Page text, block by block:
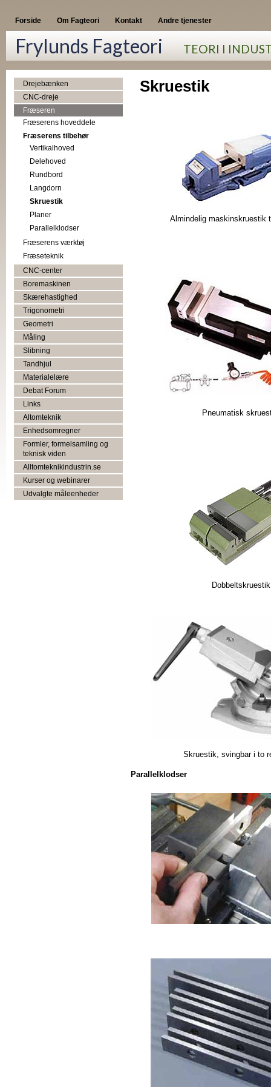
Forside Om Fagteori Kontakt Andre tjenester
Frylunds Fagteori TEORI I
Drejebænken
CNC-dreje
Fræseren
Fræserens hoveddele
Fræserens tilbehør
Vertikalhoved
Delehoved
Rundbord
Langdorn
Skruestik
Planer
Parallelklodser
Fræserens værktøj
Fræseteknik
CNC-center
Boremaskinen
Skærehastighed
Trigonometri
Geometri
Måling
Slibning
Tandhjul
Materialelære
Debat Forum
Links
Altomteknik
Enhedsomregner
Formler, formelsamling og
teknisk viden
Alltomteknikindustrin.se
Kurser og webinarer
Udvalgte måleenheder
Skruestik
Almindelig
Pneumatisk
Dobbeltskruestik
Skruestik, svingbar i to
Parallelklodser